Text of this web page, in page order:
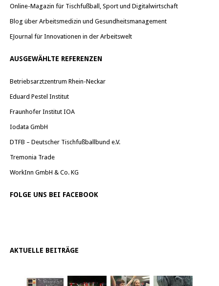
Online-Magazin für Tischfußball, Sport und Digitalwirtschaft
Blog über Arbeitsmedizin und Gesundheitsmanagement
EJournal für Innovationen in der Arbeitswelt
AUSGEWÄHLTE REFERENZEN
Betriebsarztzentrum Rhein-Neckar
Eduard Pestel Institut
Fraunhofer Institut IOA
Iodata GmbH
DTFB – Deutscher Tischfußballbund e.V.
Tremonia Trade
WorkInn GmbH & Co. KG
FOLGE UNS BEI FACEBOOK
AKTUELLE BEITRÄGE